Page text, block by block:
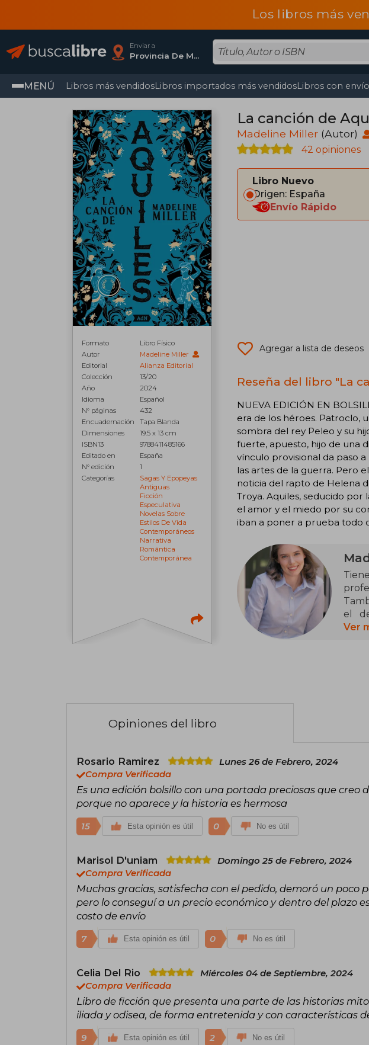
Los libros más
Enviar a
Provincia De Madrid
MENÚ Libros más vendidosLibros importados más vendidosLibros con
Formato
Libro Físico
Autor
Madeline Miller
Editorial
Alianza Editorial
Colección
13/20
Año
2024
Idioma
Español
N° páginas
432
Encuadernación
Tapa Blanda
Dimensiones
19.5 x 13 cm
ISBN13
9788411485166
Editado en
España
N° edición
1
Categorías
Sagas Y Epopeyas
Antiguas
Ficción
Especulativa
Novelas Sobre
Estilos De Vida
Contemporáneos
Narrativa
Romántica
Contemporánea
La canción de
Madeline Miller (Autor)
42 opiniones
Libro Nuevo
Origen: España
Envío Rápido
Agregar a lista de deseos
Reseña del libro "La
NUEVA EDICIÓN EN
era de los héroes. Patroclo,
sombra del rey Peleo y su
fuerte, apuesto, hijo de una
vínculo provisional da paso
las artes de la guerra. Pero
noticia del rapto de Helena
Troya. Aquiles, seducido por
el amor y el miedo por su
iban a poner a prueba todo
el
Ver
Opiniones del libro
Rosario Ramirez
Lunes 26 de Febrero, 2024
Compra Verificada
Es una edición bolsillo con una portada preciosas que creo
porque no aparece y la historia es hermosa
15 Esta opinión es útil 0 No es útil
Marisol D'uniam
Domingo 25 de Febrero, 2024
Compra Verificada
Muchas gracias, satisfecha con el pedido, demoró un poco
pero lo conseguí a un precio económico y dentro del plazo
costo de envío
7 Esta opinión es útil 0 No es útil
Celia Del Rio
Miércoles 04 de Septiembre, 2024
Compra Verificada
Libro de ficción que presenta una parte de las historias
iliada y odisea, de forma entretenida y con características
9 Esta opinión es útil 2 No es útil